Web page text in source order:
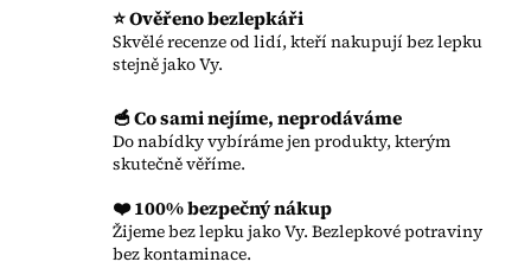
⭐ Ověřeno bezlepkáři
Skvělé recenze od lidí, kteří nakupují bez lepku
stejně jako Vy.
🥣 Co sami nejíme, neprodáváme
Do nabídky vybíráme jen produkty, kterým
skutečně věříme.
❤️ 100% bezpečný nákup
Žijeme bez lepku jako Vy. Bezlepkové potraviny
bez kontaminace.